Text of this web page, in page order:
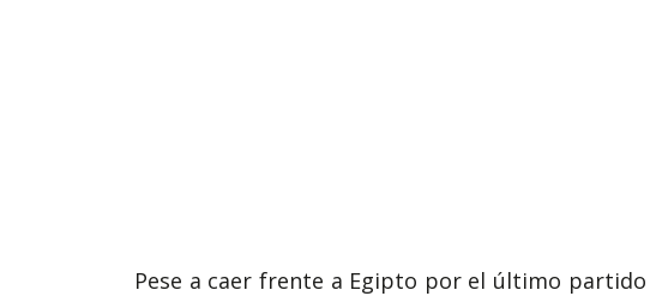
Pese a caer frente a Egipto por el último partido